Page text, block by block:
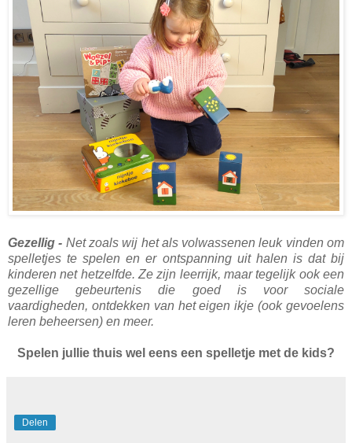
Gezellig - Net zoals wij het als volwassenen leuk vinden om
spelletjes te spelen en er ontspanning uit halen is dat bij
kinderen net hetzelfde. Ze zijn leerrijk, maar tegelijk ook een
gezellige gebeurtenis die goed is voor sociale
vaardigheden, ontdekken van het eigen ikje (ook gevoelens
leren beheersen) en meer.
Spelen jullie thuis wel eens een spelletje met de kids?
Delen